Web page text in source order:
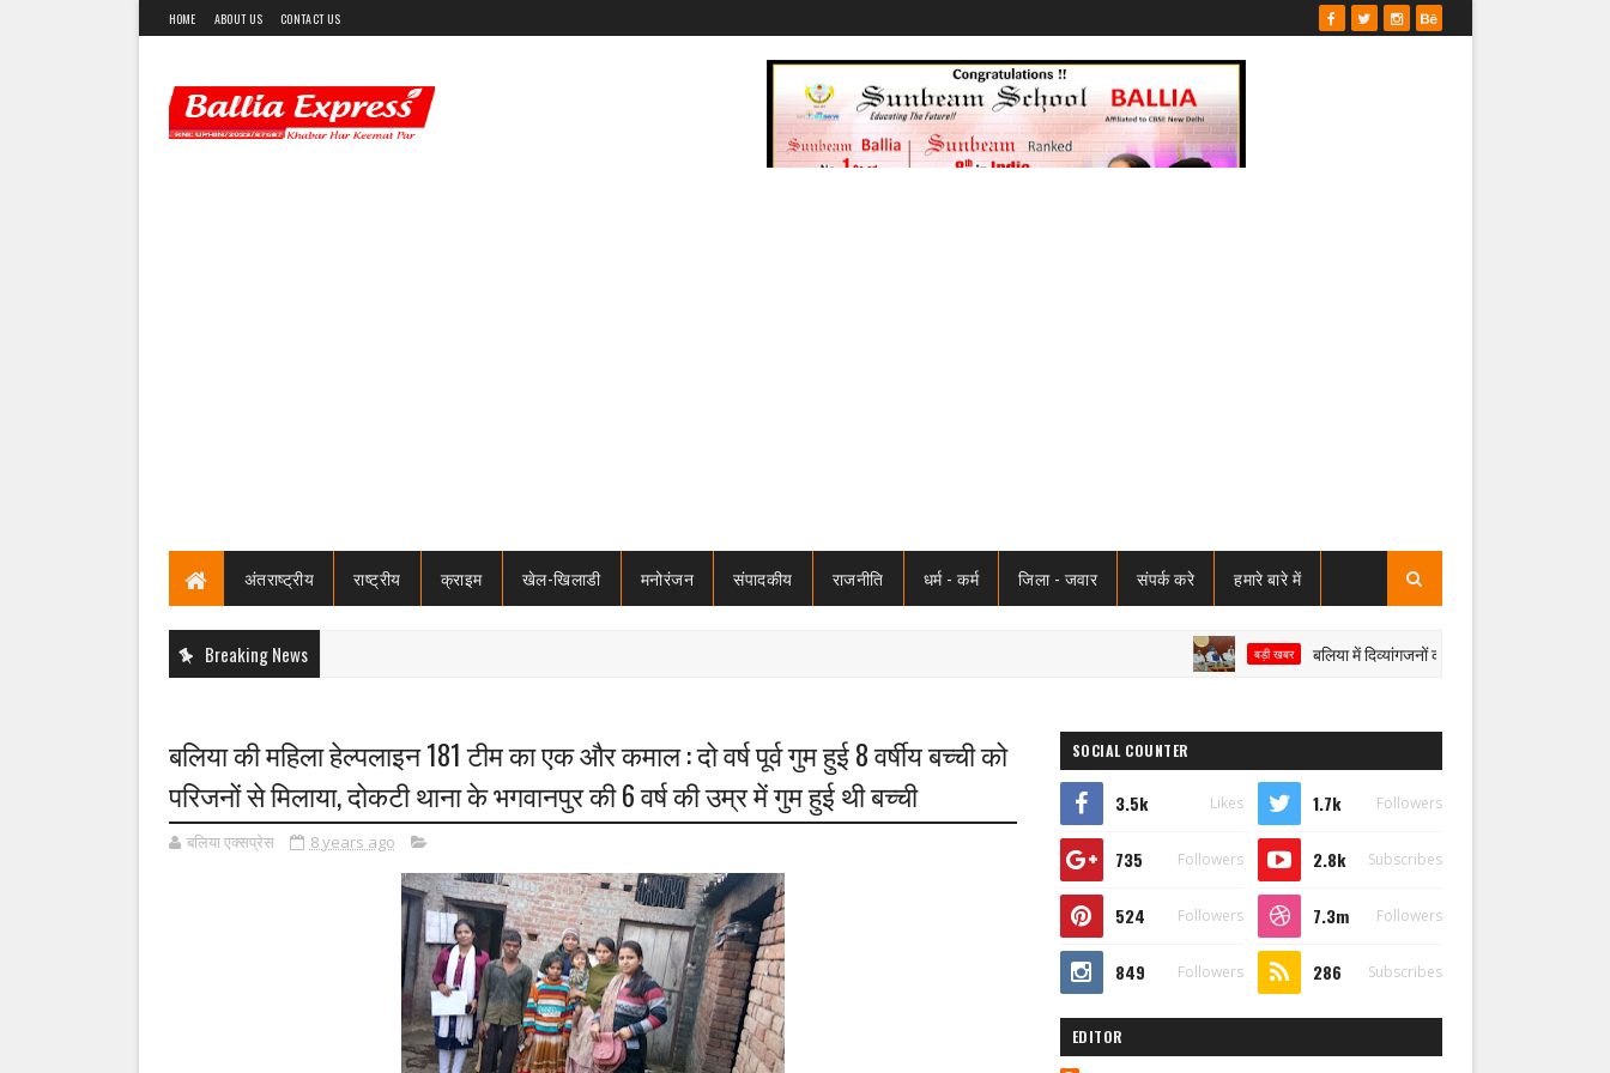
HOME ABOUT US CONTACT US
अंतराष्ट्रीय राष्ट्रीय क्राइम खेल-खिलाडी मनोरंजन संपादकीय राजनीति धर्म - कर्म जिला - जवार संपर्क करे हमारे बारे में
Breaking News बड़ी खबर बलिया में दिव्यांगजनों की समस्याएं सुनने पहुंची मोबाइल
बलिया की महिला हेल्पलाइन 181 टीम का एक और कमाल : दो वर्ष पूर्व गुम हुई 8 वर्षीय बच्ची को
परिजनों से मिलाया, दोकटी थाना के भगवानपुर की 6 वर्ष की उम्र में गुम हुई थी बच्ची
बलिया एक्सप्रेस 8 years ago
SOCIAL COUNTER
3.5k Likes 1.7k Followers
735 Followers 2.8k Subscribes
524 Followers 7.3m Followers
849 Followers 286 Subscribes
EDITOR